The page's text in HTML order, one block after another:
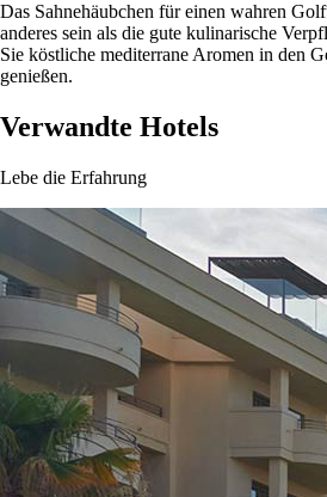
Das Sahnehäubchen für einen wahren
anderes sein als die gute kulinarische
Sie köstliche mediterrane Aromen in den
genießen.
Verwandte Hotels
Lebe die Erfahrung